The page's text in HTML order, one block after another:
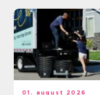
01. august 2026